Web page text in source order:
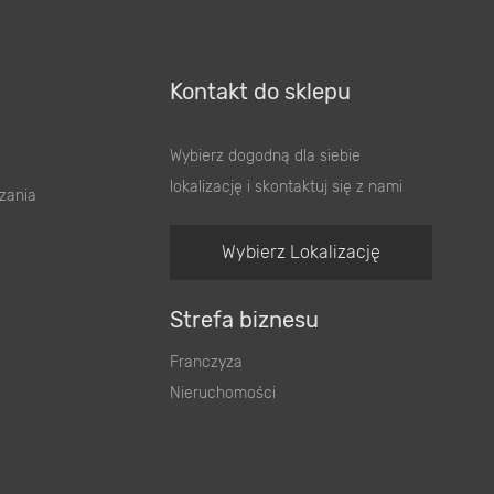
Kontakt do sklepu
Wybierz dogodną dla siebie
lokalizację i skontaktuj się z nami
Wybierz Lokalizację
Strefa biznesu
Franczyza
Nieruchomości